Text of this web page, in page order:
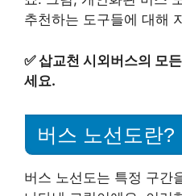
추천하는 도구들에 대해
✅삽교천 시외버스의 모
세요.
버스 노선도란?
버스 노선도는 특정 구간